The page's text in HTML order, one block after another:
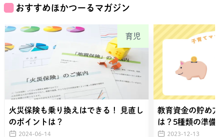
おすすめほかつーるマガジン
育児
火災保険も乗り換えはできる！ 見直し
のポイントは？
2024-06-14
教育資金の貯め
は？5種類の準
2023-12-13